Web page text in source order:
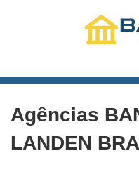
Agências
LANDEN